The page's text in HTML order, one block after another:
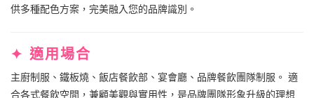
供多種配色方案，完美融入您的品牌識別。
✦ 適用場合
主廚制服、鐵板燒、飯店餐飲部、宴會廳、品牌餐飲團隊制服。 適
合各式餐飲空間，兼顧美觀與實用性，是品牌團隊形象升級的理想